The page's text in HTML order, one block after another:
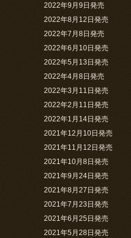
2022年9月9日発売
2022年8月12日発売
2022年7月8日発売
2022年6月10日発売
2022年5月13日発売
2022年4月8日発売
2022年3月11日発売
2022年2月11日発売
2022年1月14日発売
2021年12月10日発売
2021年11月12日発売
2021年10月8日発売
2021年9月24日発売
2021年8月27日発売
2021年7月23日発売
2021年6月25日発売
2021年5月28日発売